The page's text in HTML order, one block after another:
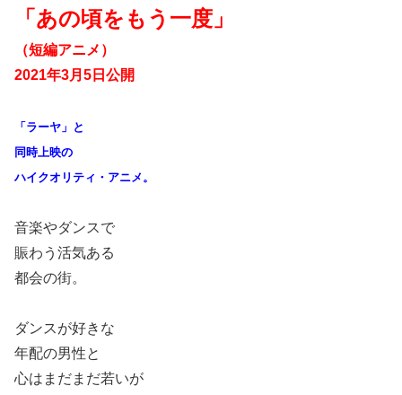
「あの頃をもう一度」
（短編アニメ）
2021年3月5日公開
「ラーヤ」と
同時上映の
ハイクオリティ・アニメ。
音楽やダンスで
賑わう活気ある
都会の街。
ダンスが好きな
年配の男性と
心はまだまだ若いが